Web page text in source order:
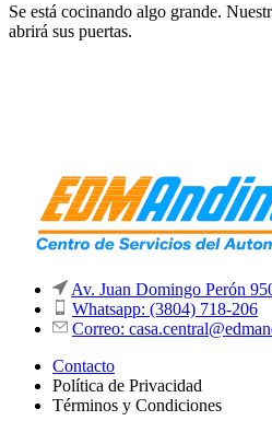
Se está cocinando algo grande.
abrirá sus puertas.
Av. Juan Domingo Perón
Whatsapp: (3804) 718-206
Correo:
Contacto
Política de Privacidad
Términos y Condiciones